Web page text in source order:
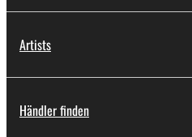
Artists
Händler finden